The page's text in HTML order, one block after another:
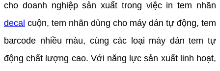
cho doanh nghiệp sản xuất trong việc in tem nhãn
decal cuộn, tem nhãn dùng cho máy dán tự động, tem
barcode nhiều màu, cùng các loại máy dán tem tự
động chất lượng cao. Với năng lực sản xuất linh hoạt,